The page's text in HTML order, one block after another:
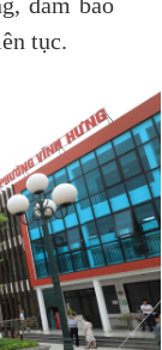
đảm bảo
tục.